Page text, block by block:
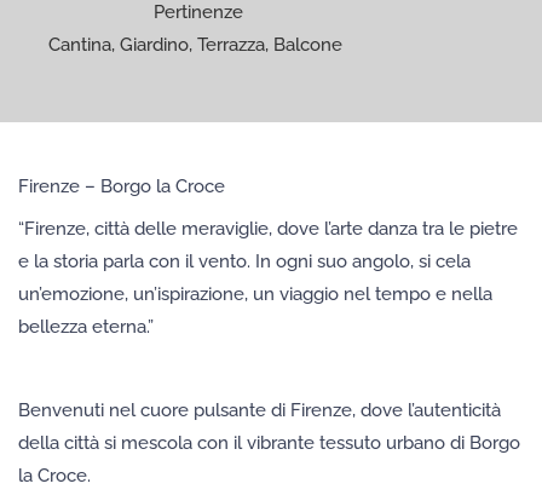
Pertinenze
Cantina, Giardino, Terrazza, Balcone
Firenze – Borgo la Croce
“Firenze, città delle meraviglie, dove l’arte danza tra le pietre
e la storia parla con il vento. In ogni suo angolo, si cela
un’emozione, un’ispirazione, un viaggio nel tempo e nella
bellezza eterna.”
Benvenuti nel cuore pulsante di Firenze, dove l’autenticità
della città si mescola con il vibrante tessuto urbano di Borgo
la Croce.